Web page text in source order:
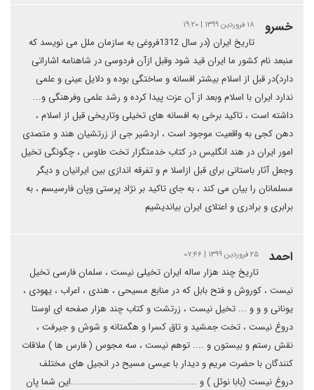
خسرو ۱۸ فروردین ۱۳۹۹ | ۱۹:۲۰
تاریخ ایران (در سال 1312فروغی به سازمان ملل می نویسد که
منبعد نام کشور ما ایران قید شود وقبل ازآن فردوسی در شاهنامه اشاراتی
دارد)در قبل از اسلام بیشتر افسانه و ساختگی بوده و دلایل عینی و علمی
ندارد ایران با اسلام وبعد از آن عزت پیدا کرده و رشد علمی وفرهنگی و...
داشته است ، تاکید برخی به افسانه های تخیلی وتاریخی قبل از اسلام ،
دهن کجی به واقعیت موجود است ، اردشیر جی از زرتشیان هند و متصدی
امور ایران در هند انگلیس در کتاب خدمتگزار تخت طاوس ، چگونگی تخیل
وجعل آثار باستانی برای قبل ازاسلا م و تفرقه اندازی بین ایرانیان و دیگر
مسلمانان را بیان می کند ، به جای تاکید بر نژاد پرستی وپان فارسیسم ، به
برابری و برادری و اعتلای ایران بیاندیشیم
احمد ۲۵ فروردین ۱۳۹۹ | ۰۷:۴۶
تاریخ چند هزار ساله ایران تخیلی نیست ، سلمان فارسی تخیل
نیست ، کوروش و فتح بابل که در منابع مسیحی ، هندی ، اعراب ، یهودی ،
یونانی و و و ... تخیل نیست ، زرتشت و کتاب چند هزار صفحه ای اوستا
دروغ نیست ، تخت جمشید و تاق کسرا و هگمتانه و شوش و جیرفت ،
نقش رستم و بیستون و .... توهم نیست ، سه مجوس ( فارس ها ) ملاقات
کنندگان با حضرت مریم و دیدار با عیسی مسیح در انجیل های مختلف
دروغ نیست (بابا نوئل ) و .............................................این شما پان